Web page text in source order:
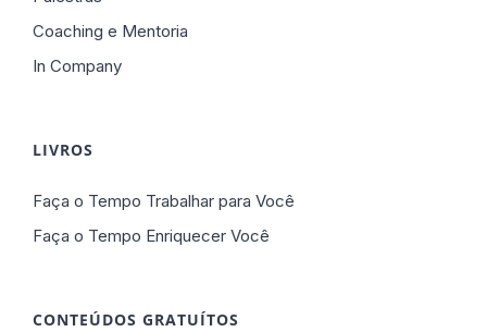
Coaching e Mentoria
In Company
LIVROS
Faça o Tempo Trabalhar para Você
Faça o Tempo Enriquecer Você
CONTEÚDOS GRATUÍTOS